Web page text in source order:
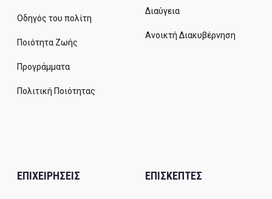
Οδηγός του πολίτη
Ποιότητα Ζωής
Προγράμματα
Πολιτική Ποιότητας
Διαύγεια
Ανοικτή Διακυβέρνηση
ΕΠΙΧΕΙΡΗΣΕΙΣ ΕΠΙΣΚΕΠΤΕΣ